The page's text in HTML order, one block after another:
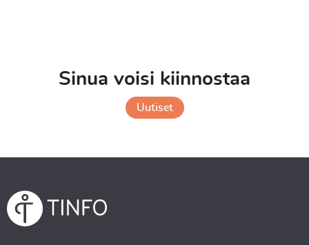
Sinua voisi kiinnostaa
Uutiset